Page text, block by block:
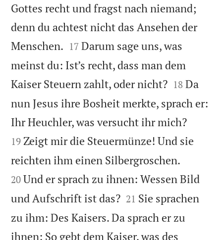
Gottes recht und fragst nach niemand;
denn du achtest nicht das Ansehen der
Menschen. 

17 Darum sage uns, was
meinst du: Ist’s recht, dass man dem
Kaiser Steuern zahlt, oder nicht?
18 Da
nun Jesus ihre Bosheit merkte, sprach er:
Ihr Heuchler, was versucht ihr mich?
19 Zeigt mir die Steuermünze! Und sie
reichten ihm einen Silbergroschen.
20 Und er sprach zu ihnen: Wessen Bild
und Aufschrift ist das?
21 Sie sprachen
zu ihm: Des Kaisers. Da sprach er zu
ihnen: So gebt dem Kaiser, was des